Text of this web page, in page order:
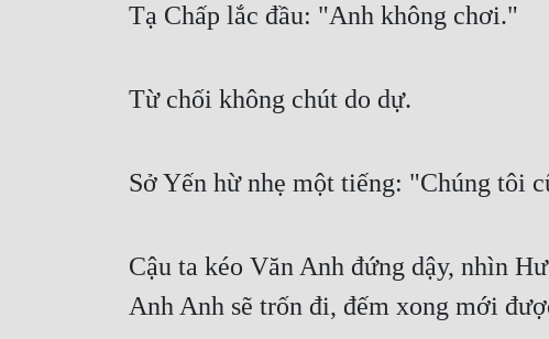
Tạ Chấp lắc đầu: "Anh không chơi."
Từ chối không chút do dự.
Sở Yến hừ nhẹ một tiếng: "Chúng tôi
Cậu ta kéo Văn Anh đứng dậy, nhìn
Anh Anh sẽ trốn đi, đếm xong mới